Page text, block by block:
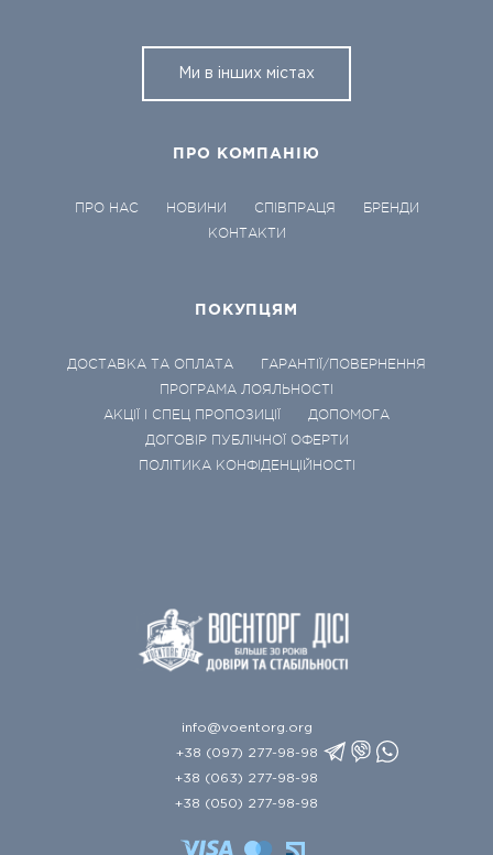
Ми в інших містах
ПРО КОМПАНІЮ
ПРО НАС НОВИНИ СПІВПРАЦЯ
БРЕНДИ
КОНТАКТИ
ПОКУПЦЯМ
ДОСТАВКА ТА ОПЛАТА
ГАРАНТІЇ/ПОВЕРНЕННЯ
ПРОГРАМА ЛОЯЛЬНОСТІ
АКЦІЇ І СПЕЦ ПРОПОЗИЦІЇ
ДОПОМОГА
ДОГОВІР ПУБЛІЧНОЇ ОФЕРТИ
ПОЛІТИКА КОНФІДЕНЦІЙНОСТІ
info@voentorg.org
+38 (097) 277-98-98
+38 (063) 277-98-98
+38 (050) 277-98-98